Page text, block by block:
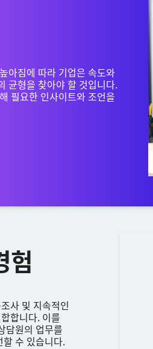
아짐에 따라 기업은 속도와
균형을 찾아야 할 것입니다.
필요한 인사이트와 조언을
험
사 및 지속적인
합니다. 이를
담원의 업무를
수 있습니다.